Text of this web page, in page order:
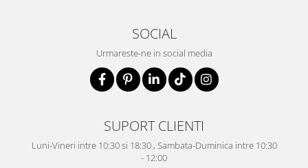
SOCIAL
Urmareste-ne in social media
SUPORT CLIENTI
Luni-Vineri intre 10:30 si 18:30 , Sambata-Duminica intre 10:30
- 12:00